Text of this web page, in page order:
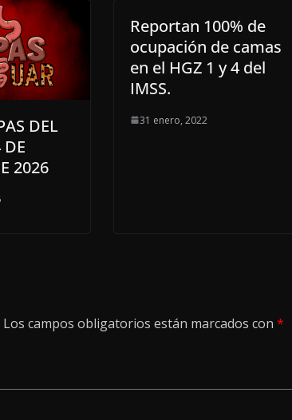
DEL
DE
2026
Reportan 100% de
ocupación de camas
en el HGZ 1 y 4 del
IMSS.
31 enero, 2022
Los campos obligatorios están marcados con *